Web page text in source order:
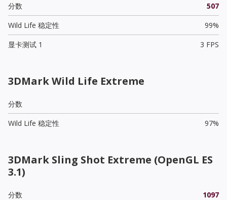
分数
507
Wild Life 稳定性
99%
显卡测试 1
3 FPS
3DMark Wild Life Extreme
分数
Wild Life 稳定性
97%
3DMark Sling Shot Extreme (OpenGL ES
3.1)
分数
1097